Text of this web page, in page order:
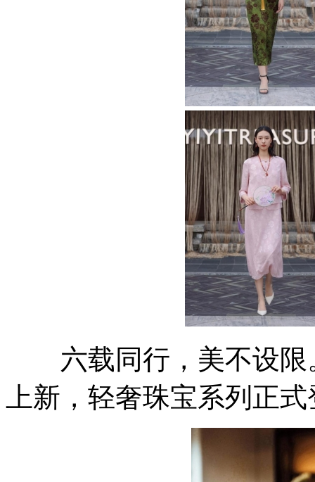
六载同行，美不设限
上新，轻奢珠宝系列正